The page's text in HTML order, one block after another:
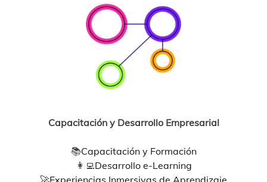
Capacitación y Desarrollo Empresarial
📚Capacitación y Formación
👩‍💻Desarrollo e-Learning